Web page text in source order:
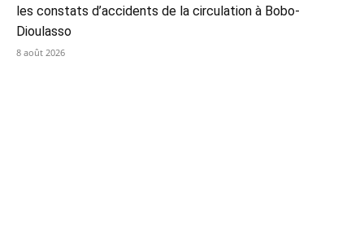
les constats d’accidents de la circulation à Bobo-
Dioulasso
8 août 2026